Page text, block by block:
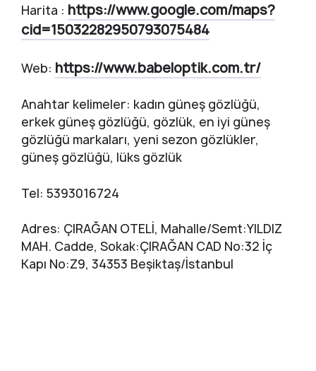
Harita : https://www.google.com/maps?
cid=15032282950793075484
Web: https://www.babeloptik.com.tr/
Anahtar kelimeler: kadın güneş gözlüğü,
erkek güneş gözlüğü, gözlük, en iyi güneş
gözlüğü markaları, yeni sezon gözlükler,
güneş gözlüğü, lüks gözlük
Tel: 5393016724
Adres: ÇIRAĞAN OTELİ, Mahalle/Semt:YILDIZ
MAH. Cadde, Sokak:ÇIRAĞAN CAD No:32 İç
Kapı No:Z9, 34353 Beşiktaş/İstanbul